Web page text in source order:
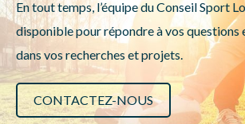
En tout temps, l’équipe du Conseil Sport
disponible pour répondre à vos questions
dans vos recherches et projets.
CONTACTEZ-NOUS